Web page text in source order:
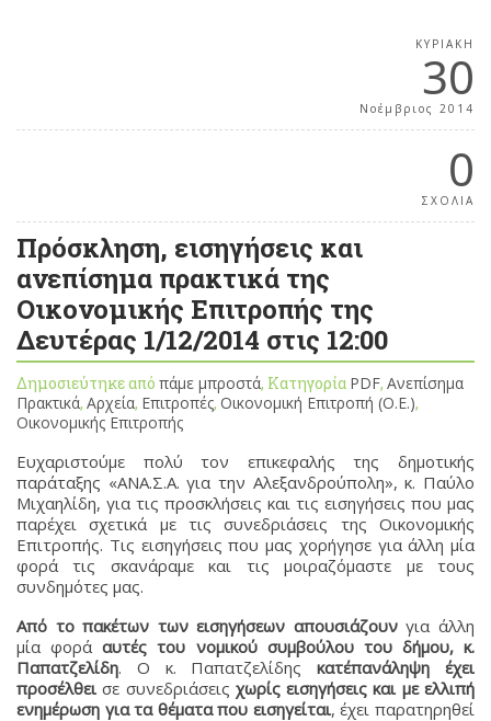
ΚΥΡΙΑΚΉ
30
Νοέμβριος 2014
0
ΣΧΟΛΙΑ
Πρόσκληση, εισηγήσεις και
ανεπίσημα πρακτικά της
Οικονομικής Επιτροπής της
Δευτέρας 1/12/2014 στις 12:00
Δημοσιεύτηκε από πάμε μπροστά, Κατηγορία PDF, Ανεπίσημα
Πρακτικά, Αρχεία, Επιτροπές, Οικονομική Επιτροπή (Ο.Ε.),
Οικονομικής Επιτροπής
Ευχαριστούμε πολύ τον επικεφαλής της δημοτικής
παράταξης «ΑΝΑ.Σ.Α. για την Αλεξανδρούπολη», κ. Παύλο
Μιχαηλίδη, για τις προσκλήσεις και τις εισηγήσεις που μας
παρέχει σχετικά με τις συνεδριάσεις της Οικονομικής
Επιτροπής. Τις εισηγήσεις που μας χορήγησε για άλλη μία
φορά τις σκανάραμε και τις μοιραζόμαστε με τους
συνδημότες μας.
Από το πακέτων των εισηγήσεων απουσιάζουνγια άλλη
μία φορά αυτές του νομικού συμβούλου του δήμου, κ.
Παπατζελίδη. Ο κ. Παπατζελίδηςκατ΄επανάληψη έχει
προσέλθει σε συνεδριάσεις χωρίς εισηγήσεις και με ελλιπή
ενημέρωση για τα θέματα που εισηγείται, έχει παρατηρηθεί